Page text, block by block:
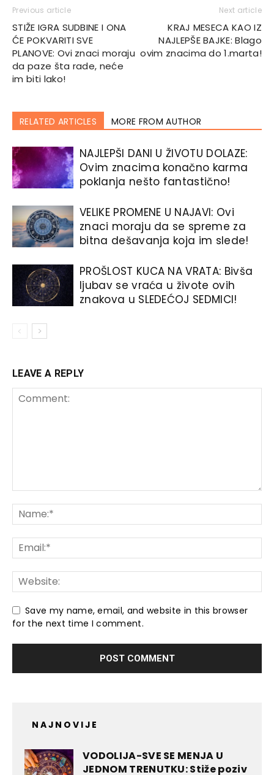
Previous article
STIŽE IGRA SUDBINE I ONA
ĆE POKVARITI SVE
PLANOVE: Ovi znaci moraju
da paze šta rade, neće
im biti lako!
Next article
KRAJ MESECA KAO IZ
NAJLEPŠE BAJKE: Blago
ovim znacima do 1.marta!
RELATED ARTICLES MORE FROM AUTHOR
NAJLEPŠI DANI U ŽIVOTU DOLAZE:
Ovim znacima konačno karma
poklanja nešto fantastično!
VELIKE PROMENE U NAJAVI: Ovi
znaci moraju da se spreme za
bitna dešavanja koja im slede!
PROŠLOST KUCA NA VRATA: Bivša
ljubav se vraća u živote ovih
znakova u SLEDEĆOJ SEDMICI!
LEAVE A REPLY
Save my name, email, and website in this browser
for the next time I comment.
NAJNOVIJE
VODOLIJA-SVE SE MENJA U
JEDNOM TRENUTKU: Stiže poziv